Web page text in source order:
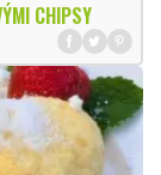
CHIPSY